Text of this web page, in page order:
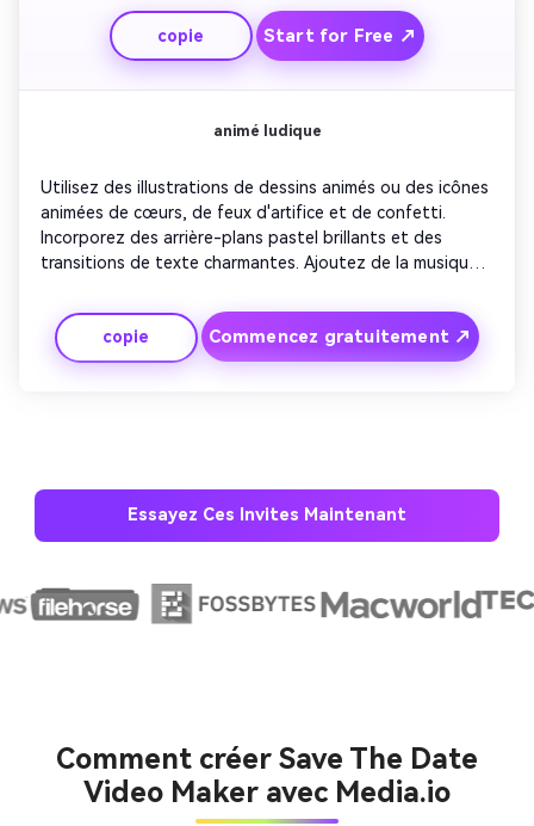
titres balayants qui annoncent la date en grandeur tout
en conservant un ton raffiné de bande-annonce de film.
copie Start for Free ↗
animé ludique
Utilisez des illustrations de dessins animés ou des icônes
animées de cœurs, de feux d'artifice et de confetti.
Incorporez des arrière-plans pastel brillants et des
transitions de texte charmantes. Ajoutez de la musique
pour garder l'énergie élevée. Parfait pour les couples qui
veulent un style énergique et jeune save the date.
copie Commencez gratuitement ↗
Essayez Ces Invites Maintenant
Comment créer Save The Date
Video Maker avec Media.io
Créez des images IA
gratuit!